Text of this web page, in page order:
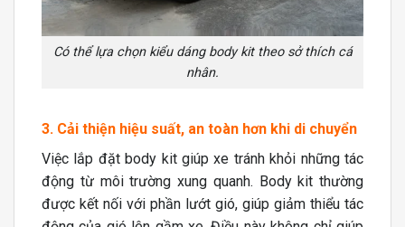
Có thể lựa chọn kiểu dáng body kit theo sở thích cá
nhân.
3. Cải thiện hiệu suất, an toàn hơn khi di chuyển
Việc lắp đặt body kit giúp xe tránh khỏi những tác
động từ môi trường xung quanh. Body kit thường
được kết nối với phần lướt gió, giúp giảm thiểu tác